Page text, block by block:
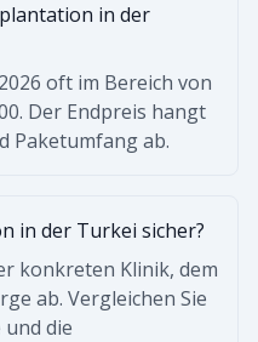
in der
oft im Bereich von
Der Endpreis hangt
Paketumfang ab.
in der Turkei sicher?
konkreten Klinik, dem
ab. Vergleichen Sie
die